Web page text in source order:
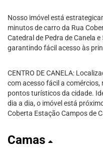
Nosso imóvel está
minutos de carro da Rua
Catedral de Pedra de Canela
garantindo fácil acesso às
CENTRO DE CANELA:
com acesso fácil a
pontos turísticos da cidade.
dia a dia, o imóvel está
Coberta Estação Campos de
Camas